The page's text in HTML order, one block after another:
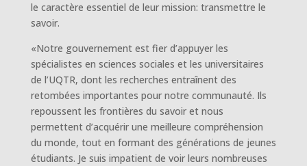
le caractère essentiel de leur mission: transmettre le
savoir.
«Notre gouvernement est fier d’appuyer les
spécialistes en sciences sociales et les universitaires
de l’UQTR, dont les recherches entraînent des
retombées importantes pour notre communauté. Ils
repoussent les frontières du savoir et nous
permettent d’acquérir une meilleure compréhension
du monde, tout en formant des générations de jeunes
étudiants. Je suis impatient de voir leurs nombreuses